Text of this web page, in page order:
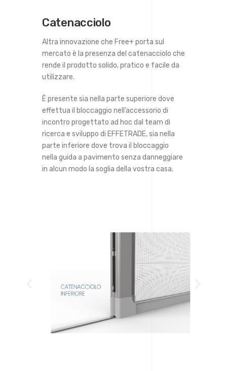
Catenacciolo
Altra innovazione che Free+ porta sul
mercato è la presenza del catenacciolo che
rende il prodotto solido, pratico e facile da
utilizzare.
È presente sia nella parte superiore dove
effettua il bloccaggio nell’accessorio di
incontro progettato ad hoc dal team di
ricerca e sviluppo di EFFETRADE, sia nella
parte inferiore dove trova il bloccaggio
nella guida a pavimento senza danneggiare
in alcun modo la soglia della vostra casa.